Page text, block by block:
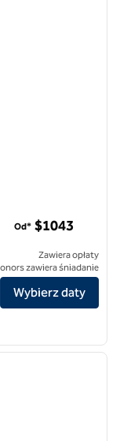
SLH Hotel
Od* $1​043
Zawiera opłaty
zawiera śniadanie
Wybierz daty